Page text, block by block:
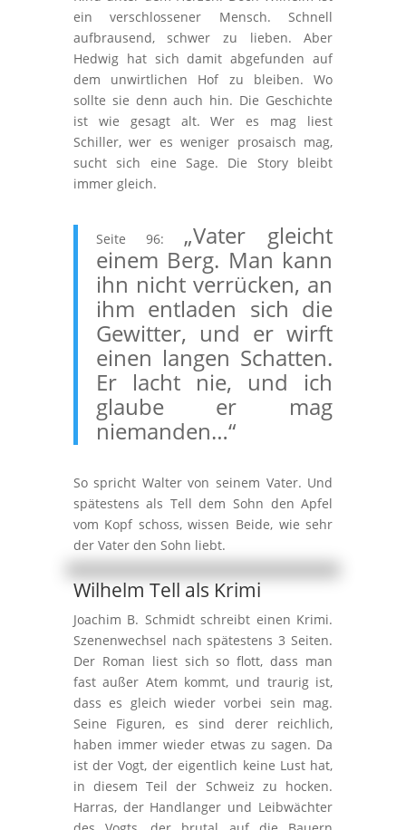
ein verschlossener Mensch. Schnell
aufbrausend, schwer zu lieben. Aber
Hedwig hat sich damit abgefunden auf
dem unwirtlichen Hof zu bleiben. Wo
sollte sie denn auch hin. Die Geschichte
ist wie gesagt alt. Wer es mag liest
Schiller, wer es weniger prosaisch mag,
sucht sich eine Sage. Die Story bleibt
immer gleich.
Seite 96: „Vater gleicht
einem Berg. Man kann
ihn nicht verrücken, an
ihm entladen sich die
Gewitter, und er wirft
einen langen Schatten.
Er lacht nie, und ich
glaube er mag
niemanden…“
So spricht Walter von seinem Vater. Und
spätestens als Tell dem Sohn den Apfel
vom Kopf schoss, wissen Beide, wie sehr
der Vater den Sohn liebt.
Wilhelm Tell als Krimi
Joachim B. Schmidt schreibt einen Krimi.
Szenenwechsel nach spätestens 3 Seiten.
Der Roman liest sich so flott, dass man
fast außer Atem kommt, und traurig ist,
dass es gleich wieder vorbei sein mag.
Seine Figuren, es sind derer reichlich,
haben immer wieder etwas zu sagen. Da
ist der Vogt, der eigentlich keine Lust hat,
in diesem Teil der Schweiz zu hocken.
Harras, der Handlanger und Leibwächter